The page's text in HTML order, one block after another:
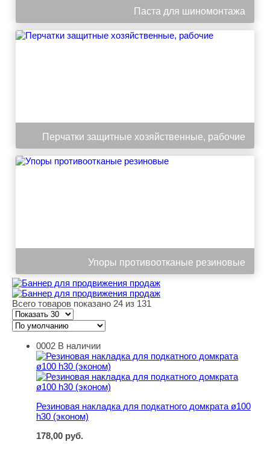
Паста для шиномонтажа
Перчатки защитные хозяйственные, рабочие
Упоры противоотканые резиновые
Всего товаров показано 24 из 131
Резиновая накладка для подкатного домкрата ø100
0002 В наличии
Резиновая накладка для подкатного домкрата ø100
h30 (эконом)
178,00 руб.